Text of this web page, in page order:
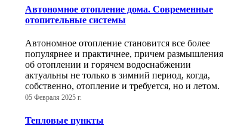
Автономное отопление дома. Современные
отопительные системы
Автономное отопление становится все более
популярнее и практичнее, причем размышления
об отоплении и горячем водоснабжении
актуальны не только в зимний период, когда,
собственно, отопление и требуется, но и летом.
05 Февраля 2025 г.
Тепловые пункты